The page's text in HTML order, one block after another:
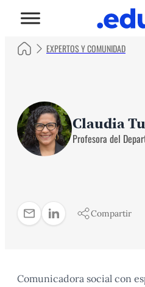
EXPERTOS Y COMUNIDAD
Claudia
Profesora del
Compartir
Comunicadora social con